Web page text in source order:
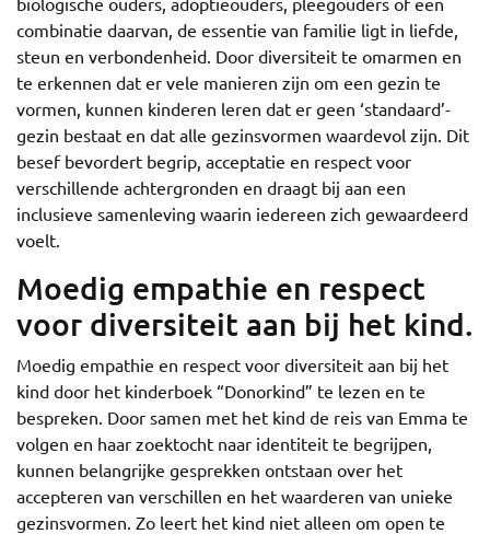
combinatie daarvan, de essentie van familie ligt in liefde,
steun en verbondenheid. Door diversiteit te omarmen en
te erkennen dat er vele manieren zijn om een gezin te
vormen, kunnen kinderen leren dat er geen ‘standaard’-
gezin bestaat en dat alle gezinsvormen waardevol zijn. Dit
besef bevordert begrip, acceptatie en respect voor
verschillende achtergronden en draagt bij aan een
inclusieve samenleving waarin iedereen zich gewaardeerd
voelt.
Moedig empathie en respect
voor diversiteit aan bij het kind.
Moedig empathie en respect voor diversiteit aan bij het
kind door het kinderboek “Donorkind” te lezen en te
bespreken. Door samen met het kind de reis van Emma te
volgen en haar zoektocht naar identiteit te begrijpen,
kunnen belangrijke gesprekken ontstaan over het
accepteren van verschillen en het waarderen van unieke
gezinsvormen. Zo leert het kind niet alleen om open te